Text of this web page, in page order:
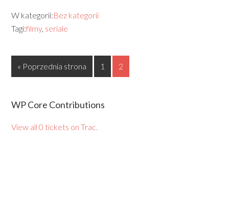
W kategorii:Bez kategorii
Tagi:filmy, seriale
« Poprzednia strona 1 2
WP Core Contributions
View all 0 tickets on Trac.